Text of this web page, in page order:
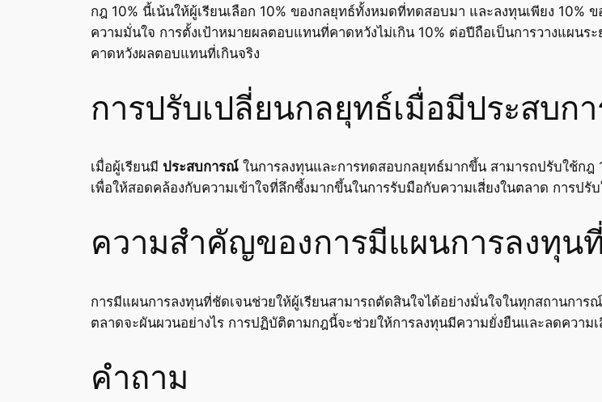
กฎ 10% นี้เน้นให้ผู้เรียนเลือก 10% ของกลยุทธ์ทั้งหมดที่ทดสอบมา และลงทุนเพียง 10%
ความมั่นใจ การตั้งเป้าหมายผลตอบแทนที่คาดหวังไม่เกิน 10% ต่อปีถือเป็นการวางแผน
คาดหวังผลตอบแทนที่เกินจริง
การปรับเปลี่ยนกลยุทธ์เมื่อมีประสบก
เมื่อผู้เรียนมี ประสบการณ์ ในการลงทุนและการทดสอบกลยุทธ์มากขึ้น สามารถปรับใช้กฎ
เพื่อให้สอดคล้องกับความเข้าใจที่ลึกซึ้งมากขึ้นในการรับมือกับความเสี่ยงในตลาด การป
ความสำคัญของการมีแผนการลงทุน
การมีแผนการลงทุนที่ชัดเจนช่วยให้ผู้เรียนสามารถตัดสินใจได้อย่างมั่นใจในทุกสถานกา
ตลาดจะผันผวนอย่างไร การปฏิบัติตามกฎนี้จะช่วยให้การลงทุนมีความยั่งยืนและลดความ
คำถาม